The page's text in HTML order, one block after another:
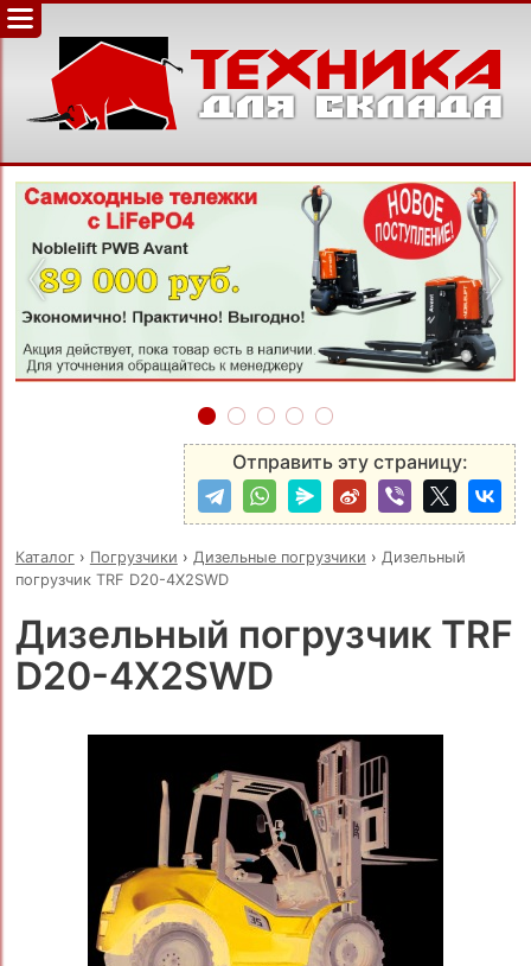
‹ ›
Отправить эту страницу:
Каталог› Погрузчики › Дизельные погрузчики › Дизельный
погрузчик TRF D20-4X2SWD
Дизельный погрузчик TRF
D20-4X2SWD